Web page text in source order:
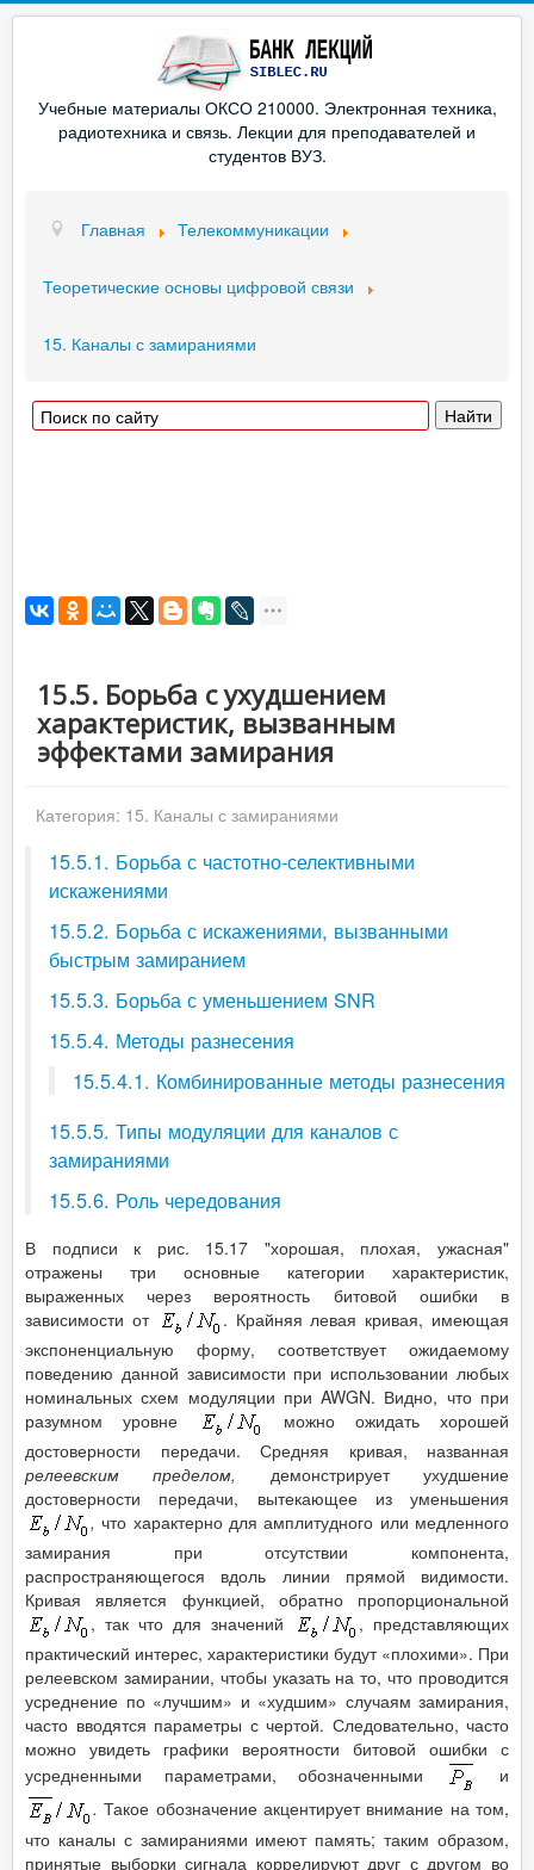
Учебные материалы ОКСО 210000. Электронная техника,
радиотехника и связь. Лекции для преподавателей и
студентов ВУЗ.
Главная Телекоммуникации
Теоретические основы цифровой связи
15. Каналы с замираниями
15.5. Борьба с ухудшением
характеристик, вызванным
эффектами замирания
Категория: 15. Каналы с замираниями
15.5.1. Борьба с частотно-селективными
искажениями
15.5.2. Борьба с искажениями, вызванными
быстрым замиранием
15.5.3. Борьба с уменьшением SNR
15.5.4. Методы разнесения
15.5.4.1. Комбинированные методы разнесения
15.5.5. Типы модуляции для каналов с
замираниями
15.5.6. Роль чередования
В подписи к рис. 15.17 "хорошая, плохая, ужасная"
отражены три основные категории характеристик,
выраженных через вероятность битовой ошибки в
зависимости от
. Крайняя левая кривая, имеющая
экспоненциальную форму, соответствует ожидаемому
поведению данной зависимости при использовании любых
номинальных схем модуляции при AWGN. Видно, что при
разумном уровне
можно ожидать хорошей
достоверности передачи. Средняя кривая, названная
релеевским пределом, демонстрирует ухудшение
достоверности передачи, вытекающее из уменьшения
,что характерно для амплитудного или медленного
замирания при отсутствии компонента,
распространяющегося вдоль линии прямой видимости.
Кривая является функцией, обратно пропорциональной
, так что для значений
, представляющих
практический интерес, характеристики будут «плохими». При
релеевском замирании, чтобы указать на то, что проводится
усреднение по «лучшим» и «худшим» случаям замирания,
часто вводятся параметры с чертой. Следовательно, часто
можно увидеть графики вероятности битовой ошибки с
усредненными параметрами, обозначенными
и
.Такое обозначение акцентирует внимание на том,
что каналы с замираниями имеют память; таким образом,
принятые выборки сигнала коррелируют друг с другом во